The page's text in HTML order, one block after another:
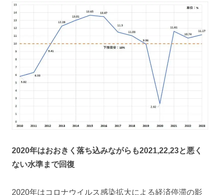
2020年はおおきく落ち込みながらも2021,22,23と悪く
ない水準まで回復
2020年はコロナウイルス感染拡大による経済停滞の影